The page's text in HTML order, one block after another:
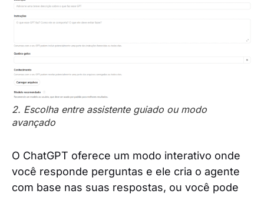
2. Escolha entre assistente guiado ou modo
avançado
O ChatGPT oferece um modo interativo onde
você responde perguntas e ele cria o agente
com base nas suas respostas, ou você pode